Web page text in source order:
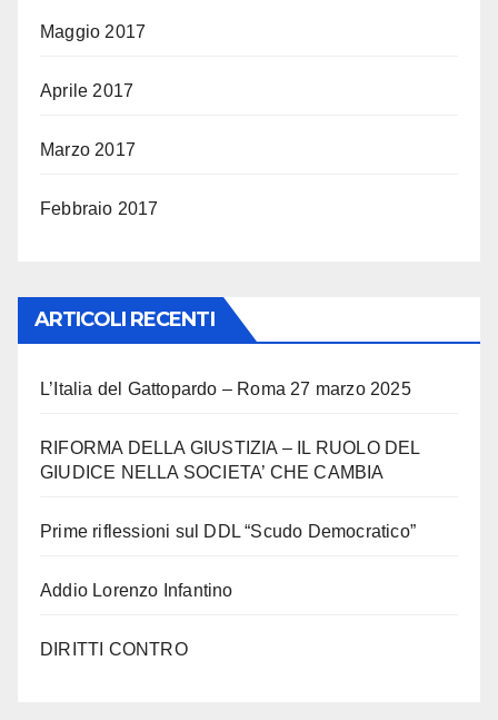
Maggio 2017
Aprile 2017
Marzo 2017
Febbraio 2017
ARTICOLI RECENTI
L’Italia del Gattopardo – Roma 27 marzo 2025
RIFORMA DELLA GIUSTIZIA – IL RUOLO DEL
GIUDICE NELLA SOCIETA’ CHE CAMBIA
Prime riflessioni sul DDL “Scudo Democratico”
Addio Lorenzo Infantino
DIRITTI CONTRO